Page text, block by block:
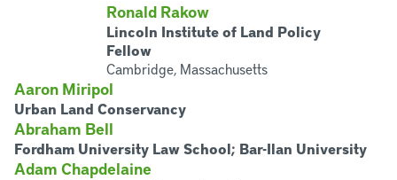
Ronald Rakow
Lincoln Institute of Land Policy
Fellow
Cambridge, Massachusetts
Aaron Miripol
Urban Land Conservancy
Abraham Bell
Fordham University Law School; Bar-Ilan University
Adam Chapdelaine